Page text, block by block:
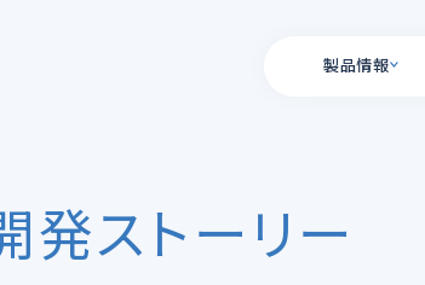
製品情報
発ストーリー